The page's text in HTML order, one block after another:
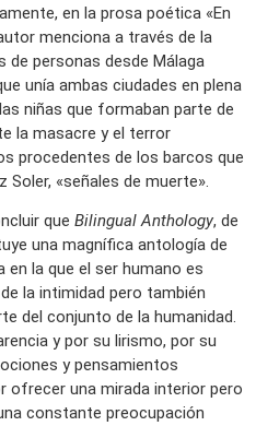
en la prosa poética «En
menciona a través de la
de personas desde Málaga
unía ambas ciudades en plena
niñas que formaban parte de
la masacre y el terror
procedentes de los barcos que
Soler, «señales de muerte».
que Bilingual Anthology, de
una magnífica antología de
la que el ser humano es
la intimidad pero también
del conjunto de la humanidad.
y por su lirismo, por su
y pensamientos
ofrecer una mirada interior pero
constante preocupación